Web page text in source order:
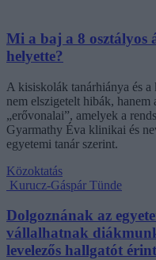
Mi a baj a 8 osztályos
helyette?
A kisiskolák tanárhiánya és
nem elszigetelt hibák, hanem
„erővonalai”, amelyek a
Gyarmathy Éva klinikai és
egyetemi tanár szerint.
Közoktatás
Kurucz-Gáspár Tünde
Dolgoznának az
vállalhatnak
levelezős hallgatót